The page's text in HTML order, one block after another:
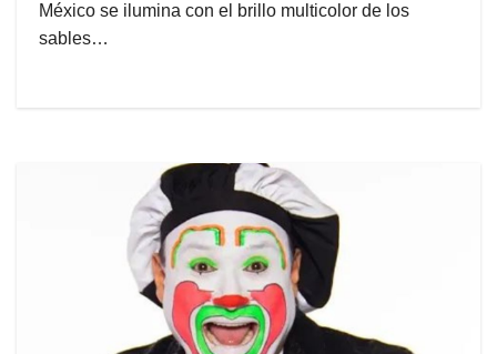
México se ilumina con el brillo multicolor de los
sables…